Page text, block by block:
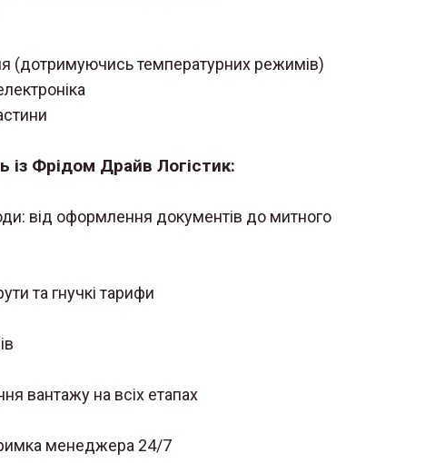
(дотримуючись температурних режимів)
із Фрідом Драйв Логістик:
від оформлення документів до митного
та гнучкі тарифи
вантажу на всіх етапах
менеджера 24/7